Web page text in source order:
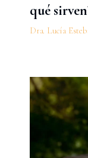
qué
Dra. Lucía